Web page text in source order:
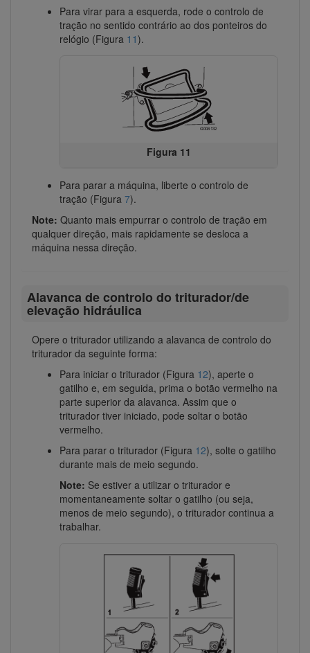
Para virar para a esquerda, rode o controlo de
tração no sentido contrário ao dos ponteiros do
relógio (Figura 11).
Figura 11
Para parar a máquina, liberte o controlo de
tração (Figura 7).
Note: Quanto mais empurrar o controlo de tração em
qualquer direção, mais rapidamente se desloca a
máquina nessa direção.
Alavanca de controlo do triturador/de
elevação hidráulica
Opere o triturador utilizando a alavanca de controlo do
triturador da seguinte forma:
Para iniciar o triturador (Figura 12), aperte o
gatilho e, em seguida, prima o botão vermelho na
parte superior da alavanca. Assim que o
triturador tiver iniciado, pode soltar o botão
vermelho.
Para parar o triturador (Figura 12), solte o gatilho
durante mais de meio segundo.
Note: Se estiver a utilizar o triturador e
momentaneamente soltar o gatilho (ou seja,
menos de meio segundo), o triturador continua a
trabalhar.